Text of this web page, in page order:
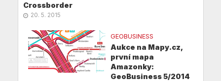
Crossborder
20. 5. 2015
GEOBUSINESS
Aukce na Mapy.cz,
první mapa
Amazonky:
GeoBusiness 5/2014